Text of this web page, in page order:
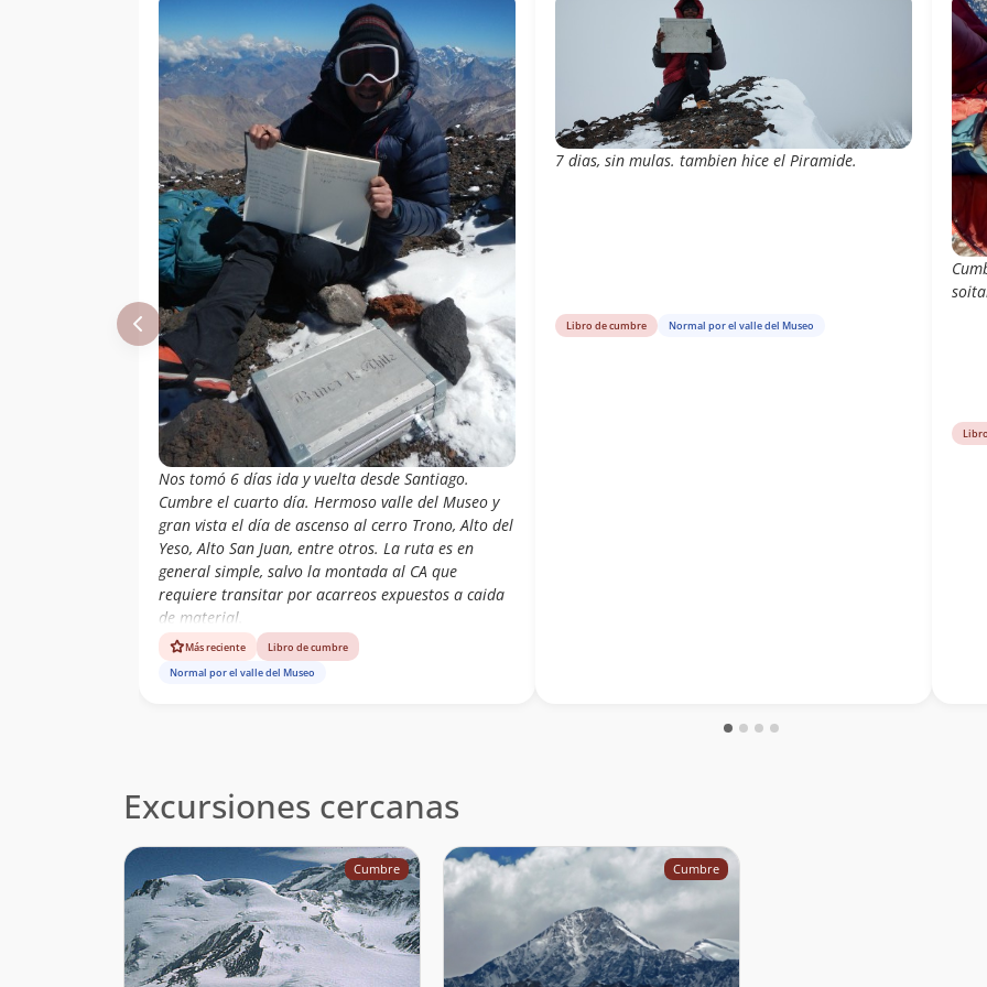
Nos tomó 6 días ida y vuelta desde Santiago.
Cumbre el cuarto día. Hermoso valle del Museo y
gran vista el día de ascenso al cerro Trono, Alto del
Yeso, Alto San Juan, entre otros. La ruta es en
general simple, salvo la montada al CA que
requiere transitar por acarreos expuestos a caida
de material.
Más reciente
Libro de cumbre
Normal por el valle del Museo
7 dias, sin mulas. tambien hice el Piramide.
Libro de cumbre Normal por el valle del Museo
Excursiones cercanas
Cumbre Cumbre